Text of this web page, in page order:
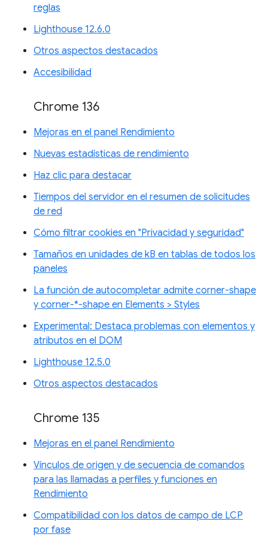
reglas
Lighthouse 12.6.0
Otros aspectos destacados
Accesibilidad
Chrome 136
Mejoras en el panel Rendimiento
Nuevas estadísticas de rendimiento
Haz clic para destacar
Tiempos del servidor en el resumen de solicitudes
de red
Cómo filtrar cookies en "Privacidad y seguridad"
Tamaños en unidades de kB en tablas de todos los
paneles
La función de autocompletar admite corner-shape
y corner-*-shape en Elements > Styles
Experimental: Destaca problemas con elementos y
atributos en el DOM
Lighthouse 12.5.0
Otros aspectos destacados
Chrome 135
Mejoras en el panel Rendimiento
Vínculos de origen y de secuencia de comandos
para las llamadas a perfiles y funciones en
Rendimiento
Compatibilidad con los datos de campo de LCP
por fase